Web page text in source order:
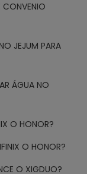
CONVENIO
JEJUM PARA
ÁGUA NO
O HONOR?
O HONOR?
O XIGDUO?